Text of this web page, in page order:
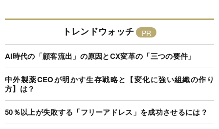
トレンドウォッチ
AI時代の「顧客流出」の原因とCX変革の「三つの要件」
中外製薬CEOが明かす生存戦略と【変化に強い組織の作り
方】は？
50％以上が失敗する「フリーアドレス」を成功させるには？